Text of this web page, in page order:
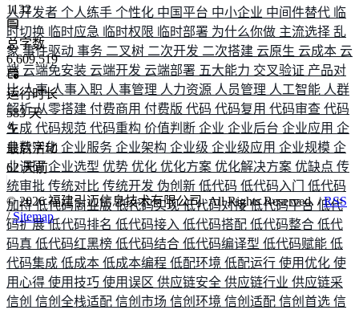
人开发者 个人练手 个性化 中国平台 中小企业 中间件替代 临
时切换 临时应急 临时权限 临时部署 为什么你做 主流选择 乱
象 事件驱动 事务 二叉树 二次开发 二次搭建 云原生 云成本 云
端 云端免安装 云端开发 云端部署 五大能力 交叉验证 产品对
比人事人事入职 人事管理 人力资源 人员管理 人工智能 人群
解析从零搭建 付费商用 付费版 代码 代码复用 代码审查 代码
生成 代码规范 代码重构 价值判断 企业 企业后台 企业应用 企
业数字化 企业服务 企业架构 企业级 企业级应用 企业规模 企
业调研企业选型 优势 优化 优化方案 优化解决方案 优缺点 传
统审批 传统对比 传统开发 伪创新 低代码 低代码入门 低代码
加持低代码商业版低代码实现低代码对接低代码平台 低代
码扩展低代码排名 低代码接入 低代码搭配 低代码整合 低代
码真 低代码红黑榜 低代码结合 低代码编译型 低代码赋能 低
代码集成 低成本 低成本编程 低配环境 低配运行 使用优化 使
用心得 使用技巧 使用误区 供应链安全 供应链行业 供应链采
信创 信创全栈适配 信创市场 信创环境 信创适配 信创首选 信
1132
总字数
6,609,519
运行时长
583 天
最后活动
62 天前
©2026福建引迈信息技术有限公司. All Rights Reserved. /RSS
/Sitemap